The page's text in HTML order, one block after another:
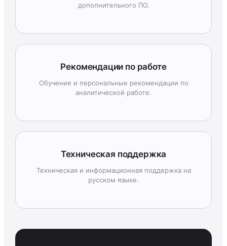
дополнительного ПО.
Рекомендации по работе
Обучение и персональные рекомендации по
аналитической работе.
Техническая поддержка
Техническая и информационная поддержка на
русском языке.